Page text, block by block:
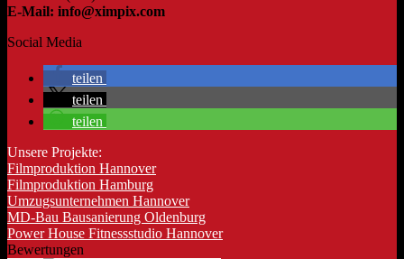
E-Mail: info@ximpix.com
Social Media
teilen
teilen
teilen
Unsere Projekte:
Filmproduktion Hannover
Filmproduktion Hamburg
Umzugsunternehmen Hannover
MD-Bau Bausanierung Oldenburg
Power House Fitnessstudio Hannover
Bewertungen